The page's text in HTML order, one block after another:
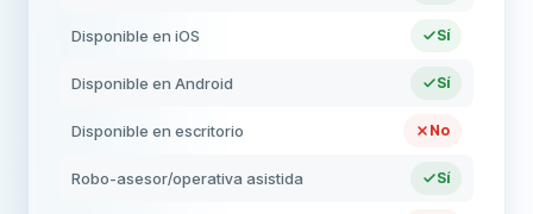
Disponible en iOS Sí
Disponible en Android Sí
Disponible en escritorio No
Robo-asesor/operativa asistida Sí